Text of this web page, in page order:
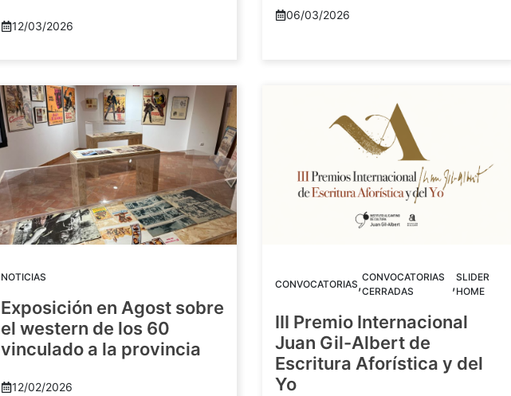
12/03/2026
06/03/2026
NOTICIAS
Exposición en Agost sobre
el western de los 60
vinculado a la provincia
12/02/2026
CONVOCATORIAS,CONVOCATORIAS
CERRADAS
,SLIDER
HOME
III Premio Internacional
Juan Gil-Albert de
Escritura Aforística y del
Yo